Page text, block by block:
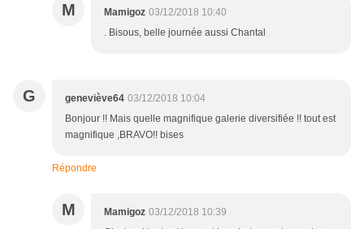
M Mamigoz 03/12/2018 10:40
. Bisous, belle journée aussi Chantal
G geneviève64 03/12/2018 10:04
Bonjour !! Mais quelle magnifique galerie diversifiée !! tout est
magnifique ,BRAVO!! bises
Répondre
M Mamigoz 03/12/2018 10:39